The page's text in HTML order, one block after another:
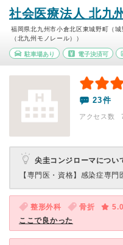
社会医療法人 北九
福岡県北九州市小倉北区東城野町（
（北九州モノレール））
駐車場あり 電子決済可
23件
アクセス数
尖圭コンジローマについ
【専門医・資格】 感染症専門
整形外科 骨折
5.0
ここで良かった